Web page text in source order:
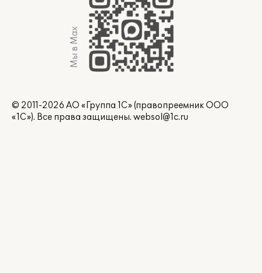
Мы в Max
© 2011-2026 АО «Группа 1С» (правопреемник ООО
«1С»). Все права защищены. websol@1c.ru